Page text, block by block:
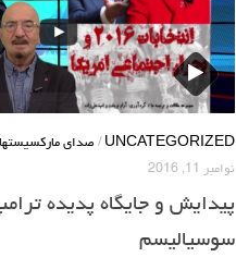
UNCATEGORIZED
/ صدای
نوامبر 11, 2016
پیدایش و جایگاه پدیده
سوسیالیسم